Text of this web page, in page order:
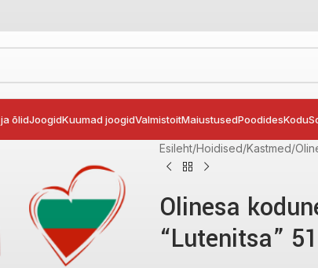
õlidJoogidKuumad joogidValmistoitMaiustusedPoodidesKodu
Esileht Hoidised Kastmed
Olinesa
“Lutenitsa”